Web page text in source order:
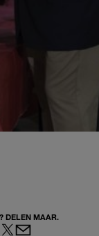
DELEN MAAR.